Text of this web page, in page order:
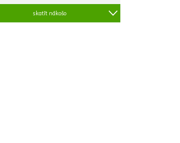
skatīt nākošo